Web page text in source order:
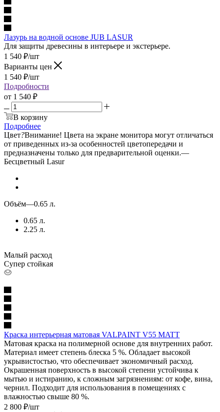
Лазурь на водной основе JUB LASUR
Для защиты древесины в интерьере и экстерьере.
1 540 ₽/шт
Варианты цен
1 540 ₽/шт
Подробности
от 1 540 ₽
В корзину
Подробнее
Цвет?Внимание! Цвета на экране монитора могут отличаться
от приведенных из-за особенностей цветопередачи и
предназначены только для предварительной оценки.—
Бесцветный Lasur
Объём—0.65 л.
0.65 л.
2.25 л.
Малый расход
Супер стойкая
Краска интерьерная матовая VALPAINT V55 MATT
Матовая краска на полимерной основе для внутренних работ.
Материал имеет степень блеска 5 %. Обладает высокой
укрывистостью, что обеспечивает экономичный расход.
Окрашенная поверхность в высокой степени устойчива к
мытью и истиранию, к сложным загрязнениям: от кофе, вина,
чернил. Подходит для использования в помещениях с
влажностью свыше 80 %.
2 800 ₽/шт